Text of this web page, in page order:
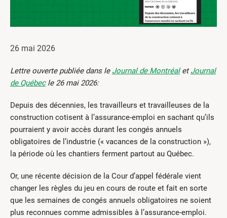
26 mai 2026
Lettre ouverte publiée dans le Journal de MontréaletJournal
de Québecle 26 mai 2026:
Depuis des décennies, les travailleurs et travailleuses de la
construction cotisent à l’assurance-emploi en sachant qu’ils
pourraient y avoir accès durant les congés annuels
obligatoires de l’industrie (« vacances de la construction »),
la période où les chantiers ferment partout au Québec.
Or, une récente décision de la Cour d’appel fédérale vient
changer les règles du jeu en cours de route et fait en sorte
que les semaines de congés annuels obligatoires ne soient
plus reconnues comme admissibles à l’assurance-emploi.